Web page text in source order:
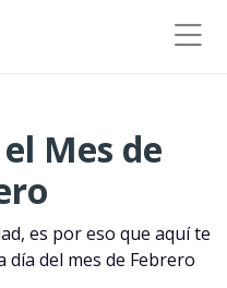
Mes de
es por eso que aquí te
día del mes de Febrero